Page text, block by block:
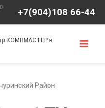
+7(904)108 66-44
КОМПМАСТЕР в
Район